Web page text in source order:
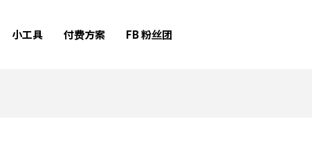
小工具 付费方案 FB 粉丝团